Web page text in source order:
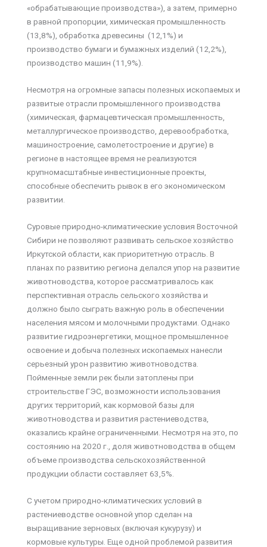
«обрабатывающие производства»), а затем, примерно
в равной пропорции, химическая промышленность
(13,8%), обработка древесины (12,1%) и
производство бумаги и бумажных изделий (12,2%),
производство машин (11,9%).
Несмотря на огромные запасы полезных ископаемых и
развитые отрасли промышленного производства
(химическая, фармацевтическая промышленность,
металлургическое производство, деревообработка,
машиностроение, самолетостроение и другие) в
регионе в настоящее время не реализуются
крупномасштабные инвестиционные проекты,
способные обеспечить рывок в его экономическом
развитии.
Суровые природно-климатические условия Восточной
Сибири не позволяют развивать сельское хозяйство
Иркутской области, как приоритетную отрасль. В
планах по развитию региона делался упор на развитие
животноводства, которое рассматривалось как
перспективная отрасль сельского хозяйства и
должно было сыграть важную роль в обеспечении
населения мясом и молочными продуктами. Однако
развитие гидроэнергетики, мощное промышленное
освоение и добыча полезных ископаемых нанесли
серьезный урон развитию животноводства.
Пойменные земли рек были затоплены при
строительстве ГЭС, возможности использования
других территорий, как кормовой базы для
животноводства и развития растениеводства,
оказались крайне ограниченными. Несмотря на это, по
состоянию на 2020 г., доля животноводства в общем
объеме производства сельскохозяйственной
продукции области составляет 63,5%.
С учетом природно-климатических условий в
растениеводстве основной упор сделан на
выращивание зерновых (включая кукурузу) и
кормовые культуры. Еще одной проблемой развития